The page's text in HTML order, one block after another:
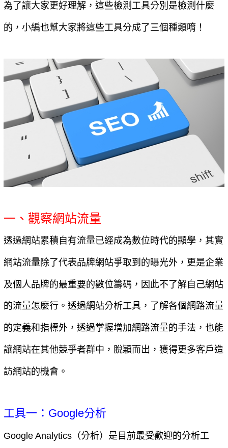
為了讓大家更好理解，這些檢測工具分別是檢測什麼
的，小編也幫大家將這些工具分成了三個種類唷！
一、觀察網站流量
透過網站累積自有流量已經成為數位時代的顯學，其實
網站流量除了代表品牌網站爭取到的曝光外，更是企業
及個人品牌的最重要的數位籌碼，因此不了解自己網站
的流量怎麼行。透過網站分析工具，了解各個網路流量
的定義和指標外，透過掌握增加網路流量的手法，也能
讓網站在其他競爭者群中，脫穎而出，獲得更多客戶造
訪網站的機會。
工具一：Google分析
Google Analytics（分析）是目前最受歡迎的分析工